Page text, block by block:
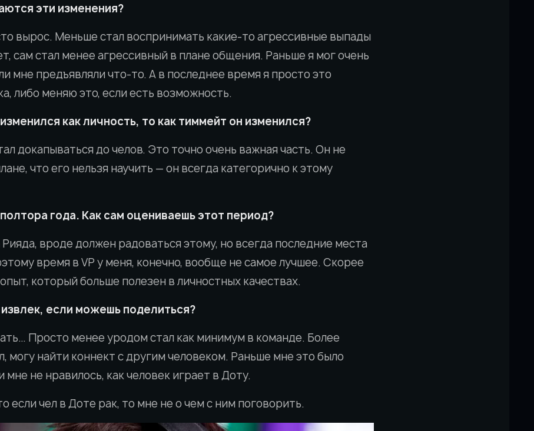
эти изменения?
вырос. Меньше стал воспринимать какие-то агрессивные выпады
сам стал менее агрессивный в плане общения. Раньше я мог очень
мне предъявляли что-то. А в последнее время я просто это
либо меняю это, если есть возможность.
как личность, то как тиммейт он изменился?
докапываться до челов. Это точно очень важная часть. Он не
что его нельзя научить — он всегда категорично к этому
года. Как сам оцениваешь этот период?
вроде должен радоваться этому, но всегда последние места
время в VP у меня, конечно, вообще не самое лучшее. Скорее
который больше полезен в личностных качествах.
если можешь поделиться?
Просто менее уродом стал как минимум в команде. Более
могу найти коннект с другим человеком. Раньше мне это было
мне не нравилось, как человек играет в Доту.
если чел в Доте рак, то мне не о чем с ним поговорить.